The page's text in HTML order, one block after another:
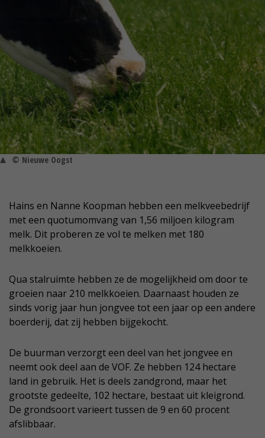
© Nieuwe Oogst
Hains en Nanne Koopman hebben een melkveebedrijf
met een quotumomvang van 1,56 miljoen kilogram
melk. Dit proberen ze vol te melken met 180
melkkoeien.
Qua stalruimte hebben ze de mogelijkheid om door te
groeien naar 210 melkkoeien. Daarnaast houden ze
sinds vorig jaar hun jongvee tot een jaar op een andere
boerderij, dat zij hebben bijgekocht.
De buurman verzorgt een deel van het jongvee en
neemt ook deel aan de VOF. Ze hebben 124 hectare
land in gebruik. Het is deels zandgrond, maar het
grootste gedeelte, 102 hectare, bestaat uit kleigrond.
De grondsoort varieert tussen de 9 en 60 procent
afslibbaar.